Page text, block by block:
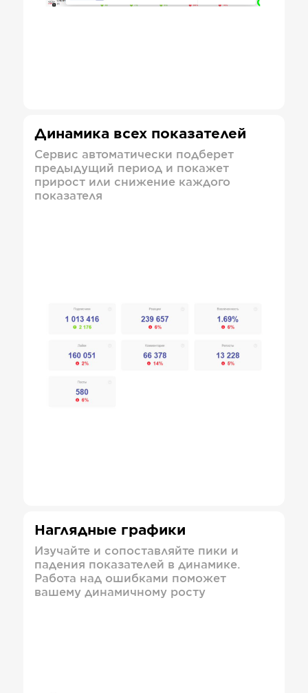
Динамика всех показателей
Сервис автоматически подберет
предыдущий период и покажет
прирост или снижение каждого
показателя
Наглядные графики
Изучайте и сопоставляйте пики и
падения показателей в динамике.
Работа над ошибками поможет
вашему динамичному росту